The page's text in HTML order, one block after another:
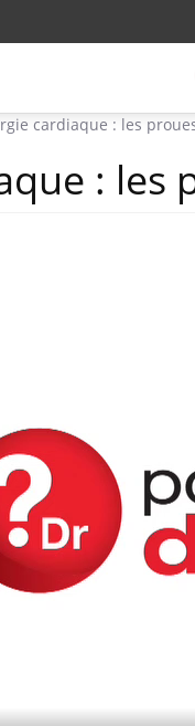
cardiaque : les
: les